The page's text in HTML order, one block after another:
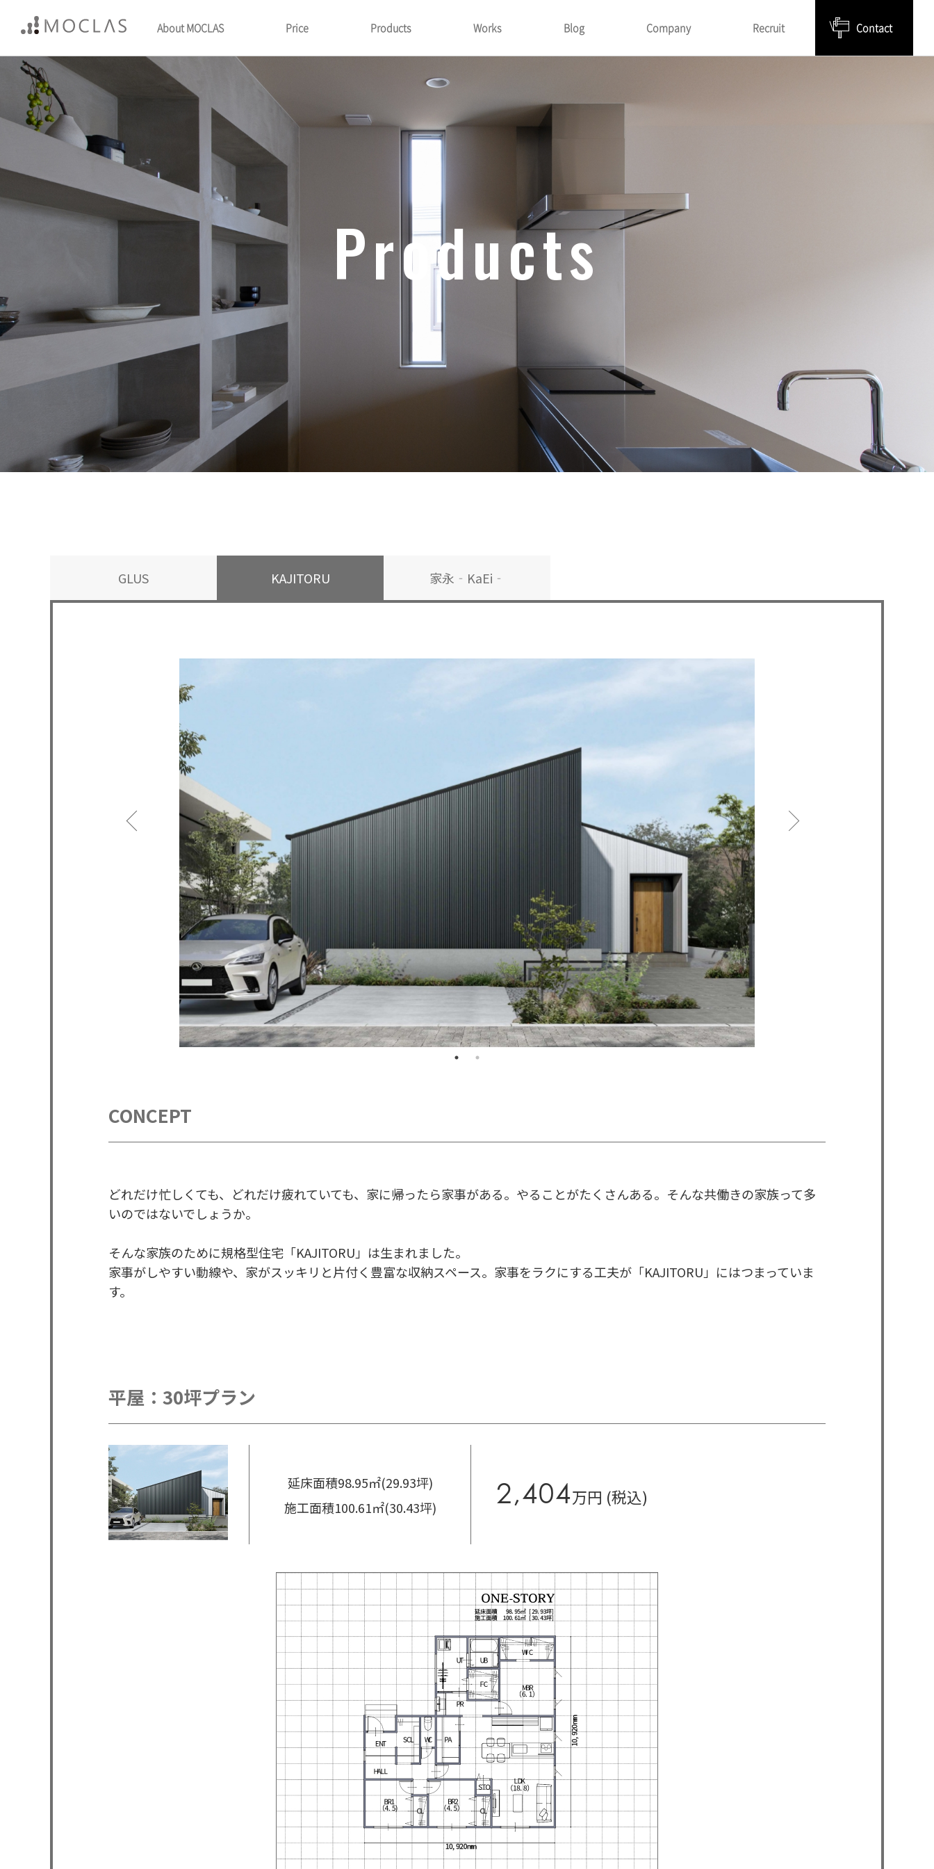
About MOCLAS Price Products Works Blog Company Recruit Contact
Products
GLUS KAJITORU 家永‐KaEi‐
CONCEPT
どれだけ忙しくても、どれだけ疲れていても、家に帰ったら家事がある。やることがたくさんある。そんな共働きの家族って多
いのではないでしょうか。
そんな家族のために規格型住宅「KAJITORU」は生まれました。
家事がしやすい動線や、家がスッキリと片付く豊富な収納スペース。家事をラクにする工夫が「KAJITORU」にはつまっていま
す。
平屋：30坪プラン
延床面積98.95㎡(29.93坪)
施工面積100.61㎡(30.43坪)
2,404万円 (税込)